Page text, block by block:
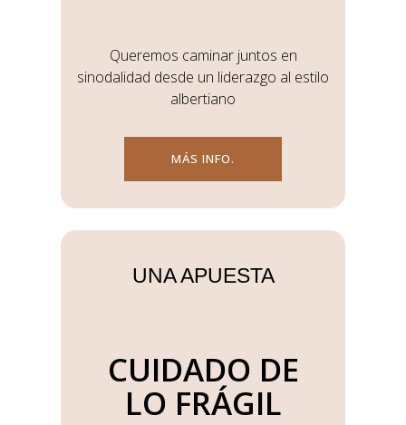
Queremos caminar juntos en
sinodalidad desde un liderazgo al estilo
albertiano
MÁS INFO.
UNA APUESTA
CUIDADO DE
LO FRÁGIL